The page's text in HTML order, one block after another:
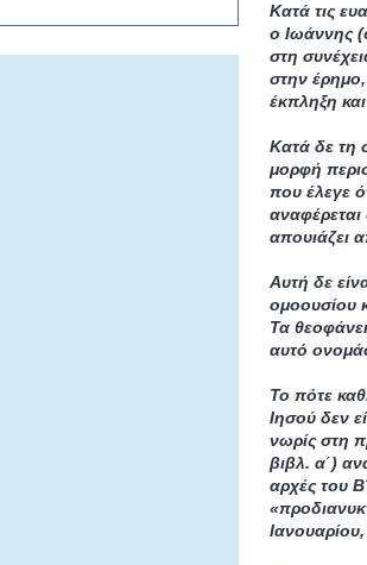
Κατά τις
ο Ιωάννης
στη
στην έρημο,
έκπληξη
Κατά δε τη
μορφή
που έλεγε
απουιάζει
Αυτή δε
ομοουσίου
Τα
αυτό
Το πότε
Ιησού δεν
νωρίς στη
βιβλ. α΄)
αρχές του